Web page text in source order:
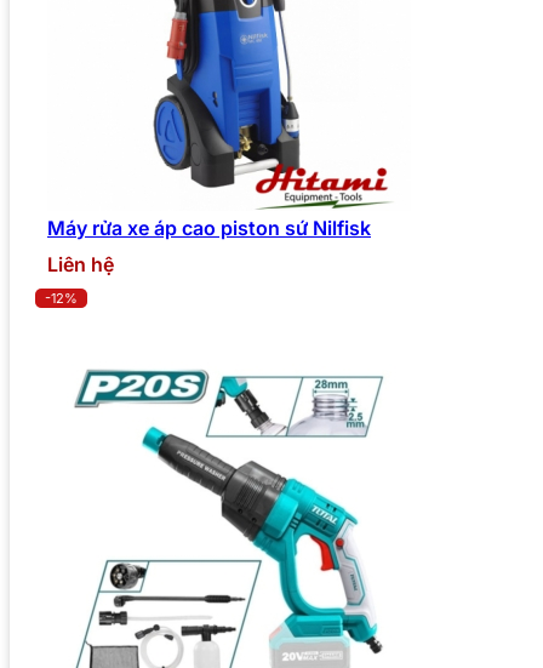
Máy rửa xe áp cao piston sứ Nilfisk
Liên hệ
-12%